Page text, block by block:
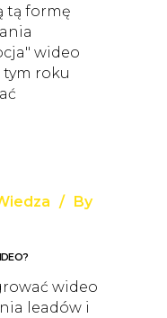
tą formę
wideo
tym roku
By
wideo
leadów i